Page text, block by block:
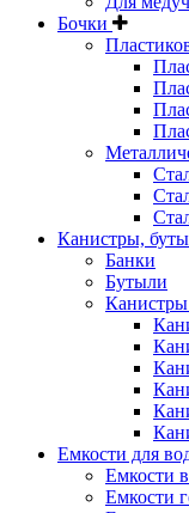
Бочки
Канистры,
Банки
Бутыли
Канистры
Емкости для
Емкости
Емкости